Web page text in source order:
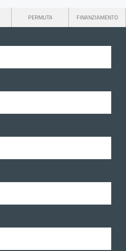
PERMUTA FINANZIAMENTO